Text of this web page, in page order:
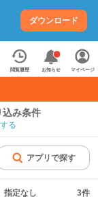
ダウンロード
閲覧履歴 お知らせ マイページ
込み条件
る
アプリで探す
指定なし 3件